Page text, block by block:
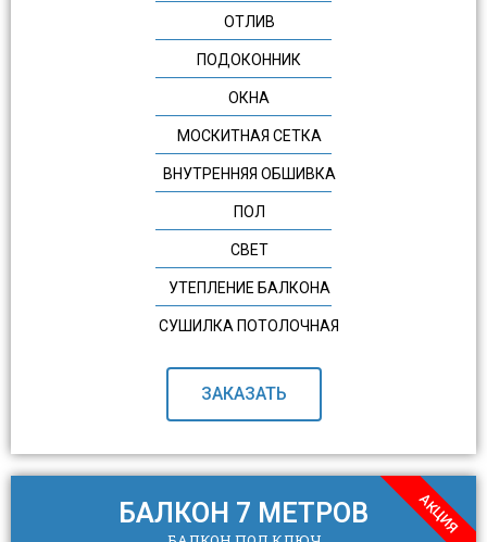
ОТЛИВ
ПОДОКОННИК
ОКНА
МОСКИТНАЯ СЕТКА
ВНУТРЕННЯЯ ОБШИВКА
ПОЛ
СВЕТ
УТЕПЛЕНИЕ БАЛКОНА
СУШИЛКА ПОТОЛОЧНАЯ
ЗАКАЗАТЬ
БАЛКОН 7 МЕТРОВ АКЦИЯ